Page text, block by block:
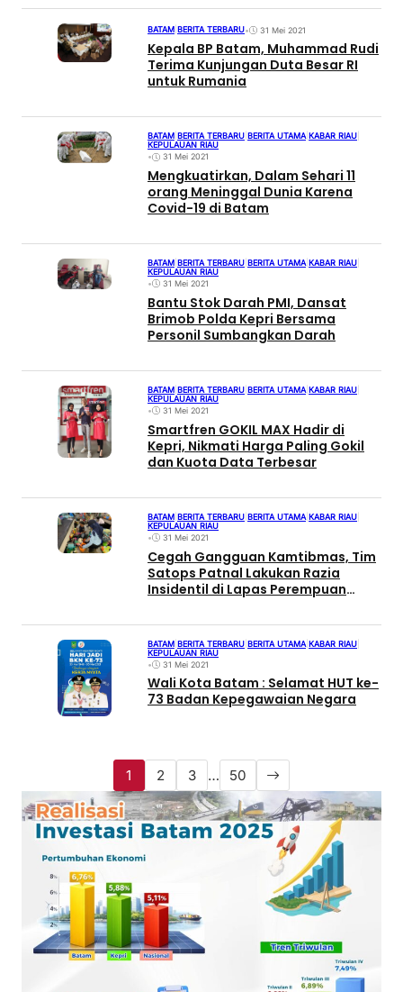
BATAM BERITA TERBARU• 31 Mei 2021
Kepala BP Batam, Muhammad Rudi
Terima Kunjungan Duta Besar RI
untuk Rumania
BATAM BERITA TERBARU BERITA UTAMA| KABAR RIAU
KEPULAUAN RIAU
•
31 Mei 2021
Mengkuatirkan, Dalam Sehari 11
orang Meninggal Dunia Karena
Covid-19 di Batam
BATAM BERITA TERBARU BERITA UTAMA|KABAR RIAU
KEPULAUAN RIAU
•
31 Mei 2021
Bantu Stok Darah PMI, Dansat
Brimob Polda Kepri Bersama
Personil Sumbangkan Darah
BATAM BERITA TERBARU BERITA UTAMA KABAR RIAU
KEPULAUAN RIAU
•
31 Mei 2021
Smartfren GOKIL MAX Hadir di
Kepri, Nikmati Harga Paling Gokil
dan Kuota Data Terbesar
BATAM BERITA TERBARU BERITA UTAMA KABAR RIAU
KEPULAUAN RIAU
•
31 Mei 2021
Cegah Gangguan Kamtibmas, Tim
Satops Patnal Lakukan Razia
Insidentil di Lapas Perempuan
BATAM BERITA TERBARU BERITA UTAMA KABAR RIAU
KEPULAUAN RIAU
•
31 Mei 2021
Wali Kota Batam : Selamat HUT ke-
73 Badan Kepegawaian Negara
1 2 3 … 50